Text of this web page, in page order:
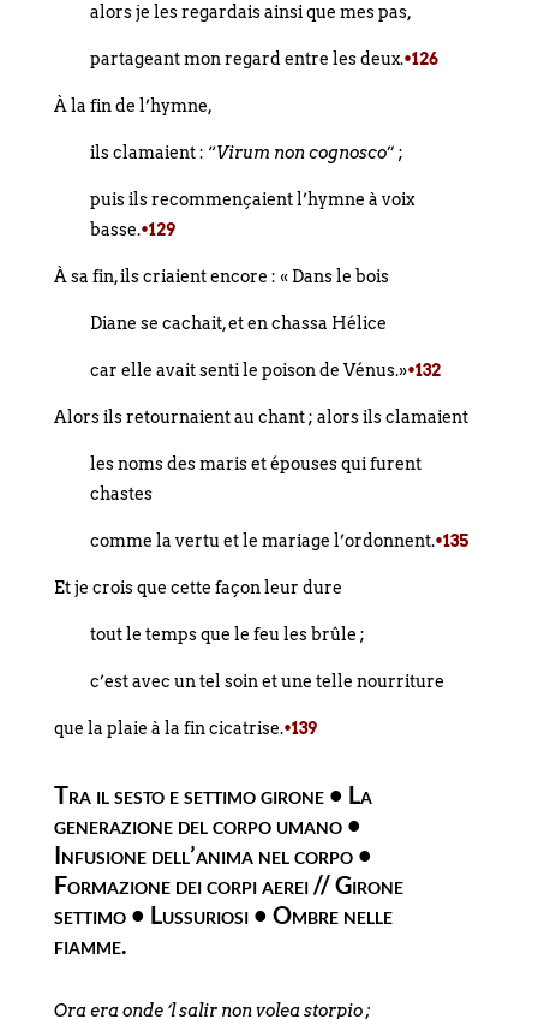
alors je les regardais ainsi que mes pas,
partageant mon regard entre les deux.•126
À la fin de l’hymne,
ils clamaient : “Virum non cognosco” ;
puis ils recommençaient l’hymne à voix
basse.•129
À sa fin, ils criaient encore : « Dans le bois
Diane se cachait, et en chassa Hélice
car elle avait senti le poison de Vénus.»•132
Alors ils retournaient au chant ; alors ils clamaient
les noms des maris et épouses qui furent
chastes
comme la vertu et le mariage l’ordonnent.•135
Et je crois que cette façon leur dure
tout le temps que le feu les brûle ;
c’est avec un tel soin et une telle nourriture
que la plaie à la fin cicatrise.•139
Tra il sesto e settimo girone • La
generazione del corpo umano •
Infusione dell’anima nel corpo •
Formazione dei corpi aerei // Girone
settimo • Lussuriosi • Ombre nelle
fiamme.
Ora era onde ’l salir non volea storpio ;